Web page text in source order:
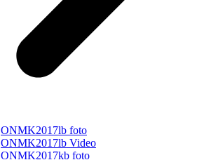
ONMK2017lb foto
ONMK2017lb Video
ONMK2017kb foto